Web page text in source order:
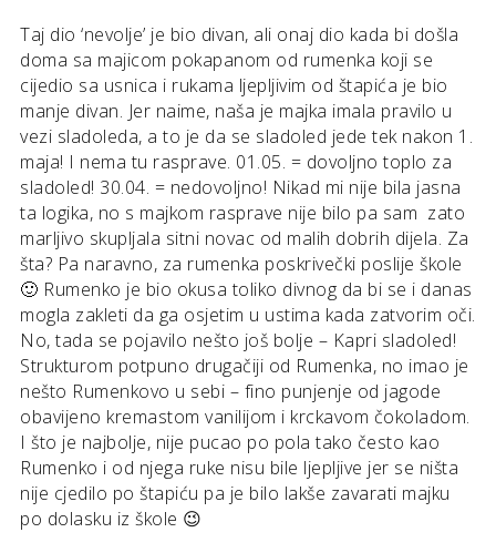
Taj dio ‘nevolje’ je bio divan, ali onaj dio kada bi došla
doma sa majicom pokapanom od rumenka koji se
cijedio sa usnica i rukama ljepljivim od štapića je bio
manje divan. Jer naime, naša je majka imala pravilo u
vezi sladoleda, a to je da se sladoled jede tek nakon 1.
maja! I nema tu rasprave. 01.05. = dovoljno toplo za
sladoled! 30.04. = nedovoljno! Nikad mi nije bila jasna
ta logika, no s majkom rasprave nije bilo pa sam zato
marljivo skupljala sitni novac od malih dobrih dijela. Za
šta? Pa naravno, za rumenka poskrivečki poslije škole
🙂 Rumenko je bio okusa toliko divnog da bi se i danas
mogla zakleti da ga osjetim u ustima kada zatvorim oči.
No, tada se pojavilo nešto još bolje – Kapri sladoled!
Strukturom potpuno drugačiji od Rumenka, no imao je
nešto Rumenkovo u sebi – fino punjenje od jagode
obavijeno kremastom vanilijom i krckavom čokoladom.
I što je najbolje, nije pucao po pola tako često kao
Rumenko i od njega ruke nisu bile ljepljive jer se ništa
nije cjedilo po štapiću pa je bilo lakše zavarati majku
po dolasku iz škole 😉